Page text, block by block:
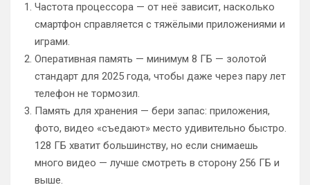
Частота процессора — от неё зависит, насколько
смартфон справляется с тяжёлыми приложениями и
играми.
Оперативная память — минимум 8 ГБ — золотой
стандарт для 2025 года, чтобы даже через пару лет
телефон не тормозил.
Память для хранения — бери запас: приложения,
фото, видео «съедают» место удивительно быстро.
128 ГБ хватит большинству, но если снимаешь
много видео — лучше смотреть в сторону 256 ГБ и
выше.